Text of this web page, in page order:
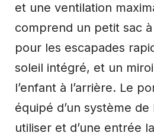
et une ventilation
comprend un petit sac
pour les escapades
soleil intégré, et un
l’enfant à l’arrière. Le
équipé d’un système de
utiliser et d’une entrée